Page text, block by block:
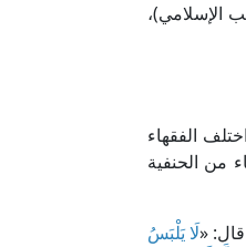
للإمام النَّوَوِي الشافعي (3/ 70، ط. المكتب الإسلامي)،
الفقهاء
من الحنفية
«لَا يَلْبَسُ